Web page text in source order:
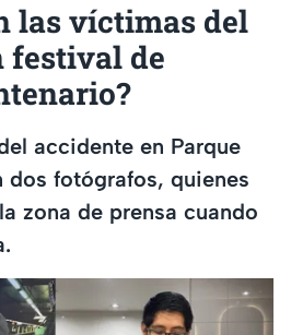
las víctimas del
festival de
accidente en Parque
dos fotógrafos, quienes
zona de prensa cuando